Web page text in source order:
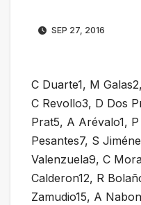
SEP 27, 2016
C Duarte1, M
C Revollo3, D Dos
Prat5, A Arévalo1,
Pesantes7, S
Valenzuela9, C
Calderon12, R
Zamudio15, A